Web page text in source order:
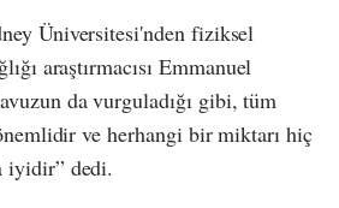
Üniversitesi'nden fiziksel
araştırmacısı Emmanuel
da vurguladığı gibi, tüm
ve herhangi bir miktarı hiç
iyidir” dedi.